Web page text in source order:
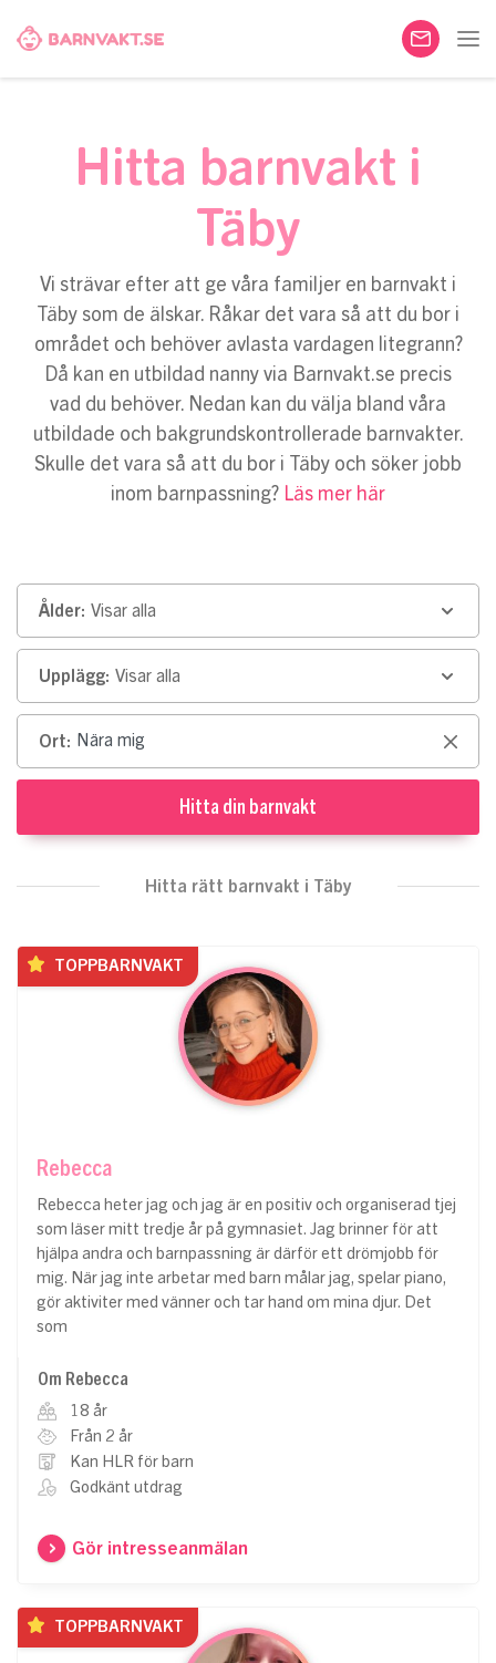
Hitta barnvakt i
Täby
Vi strävar efter att ge våra familjer en barnvakt i
Täby som de älskar. Råkar det vara så att du bor i
området och behöver avlasta vardagen litegrann?
Då kan en utbildad nanny via Barnvakt.se precis
vad du behöver. Nedan kan du välja bland våra
utbildade och bakgrundskontrollerade barnvakter.
Skulle det vara så att du bor i Täby och söker jobb
inom barnpassning? Läs mer här
Ålder: Visar alla
Upplägg: Visar alla
Ort: Clear
Hitta din barnvakt
Hitta rätt barnvakt i Täby
TOPPBARNVAKT
Rebecca
Rebecca heter jag och jag är en positiv och organiserad tjej
som läser mitt tredje år på gymnasiet. Jag brinner för att
hjälpa andra och barnpassning är därför ett drömjobb för
mig. När jag inte arbetar med barn målar jag, spelar piano,
gör aktiviter med vänner och tar hand om mina djur. Det
som
Om Rebecca
18 år
Från 2 år
Kan HLR för barn
Godkänt utdrag
Gör intresseanmälan
TOPPBARNVAKT